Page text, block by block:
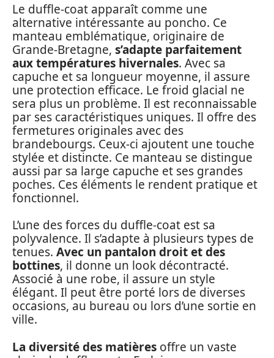
Le duffle-coat apparaît comme une
alternative intéressante au poncho. Ce
manteau emblématique, originaire de
Grande-Bretagne, s’adapte parfaitement
aux températures hivernales. Avec sa
capuche et sa longueur moyenne, il assure
une protection efficace. Le froid glacial ne
sera plus un problème. Il est reconnaissable
par ses caractéristiques uniques. Il offre des
fermetures originales avec des
brandebourgs. Ceux-ci ajoutent une touche
stylée et distincte. Ce manteau se distingue
aussi par sa large capuche et ses grandes
poches. Ces éléments le rendent pratique et
fonctionnel.
L’une des forces du duffle-coat est sa
polyvalence. Il s’adapte à plusieurs types de
tenues. Avec un pantalon droit et des
bottines, il donne un look décontracté.
Associé à une robe, il assure un style
élégant. Il peut être porté lors de diverses
occasions, au bureau ou lors d’une sortie en
ville.
La diversité des matières offre un vaste